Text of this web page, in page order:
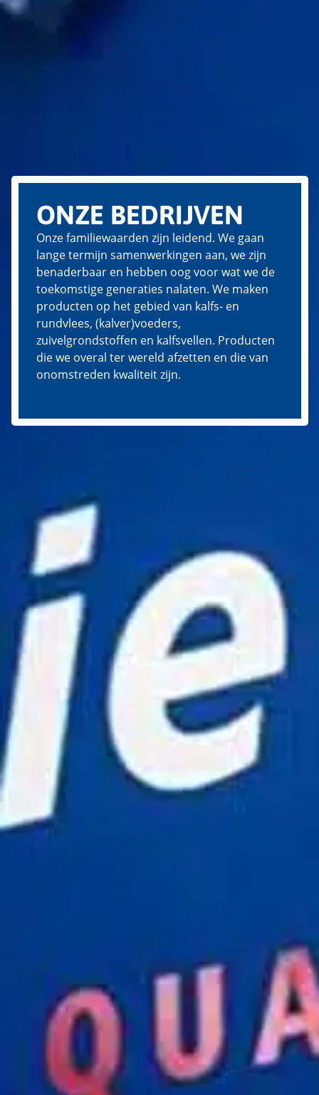
ONZE BEDRIJVEN
Onze familiewaarden zijn leidend. We gaan
lange termijn samenwerkingen aan, we zijn
benaderbaar en hebben oog voor wat we de
toekomstige generaties nalaten. We maken
producten op het gebied van kalfs- en
rundvlees, (kalver)voeders,
zuivelgrondstoffen en kalfsvellen. Producten
die we overal ter wereld afzetten en die van
onomstreden kwaliteit zijn.